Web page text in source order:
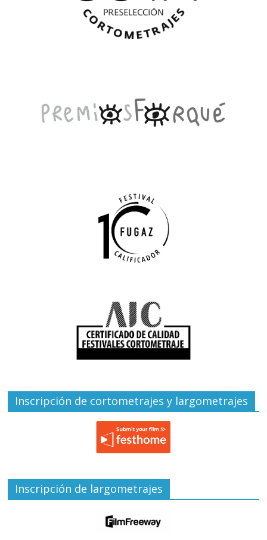
Inscripción de cortometrajes y largometrajes
Inscripción de largometrajes